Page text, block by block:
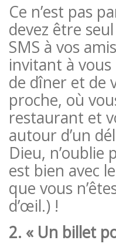
Ce n’est pas
devez être
SMS à vos
invitant à
de dîner et de
proche, où
restaurant et
autour d’un
Dieu, n’oublie
est bien avec
que vous
d’œil.) !
2. « Un billet